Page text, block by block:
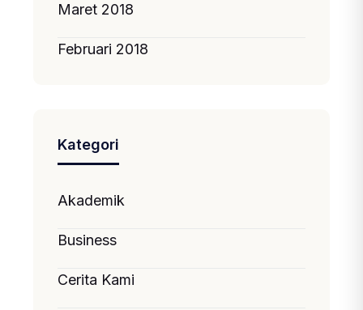
Maret 2018
Februari 2018
Kategori
Akademik
Business
Cerita Kami